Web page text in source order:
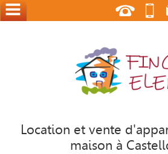
Location et vente
maison à
SOMMES